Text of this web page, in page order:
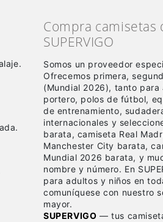
Compra
SUPERVIGO
Somos un proveedor
Ofrecemos primera,
(Mundial 2026), tanto para
portero, polos de fútbol,
de entrenamiento,
internacionales y
barata, camiseta Real
Manchester City barata,
Mundial 2026 barata, y
nombre y número. En
para adultos y niños en
comuníquese con nuestro
mayor.
SUPERVIGO — tus